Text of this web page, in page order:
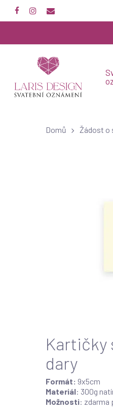
main
facebookinstagram
email
Domů Žádost o
Kartičky
dary
Formát: 9x5cm
Materiál: 300g
Možnosti: zdarma